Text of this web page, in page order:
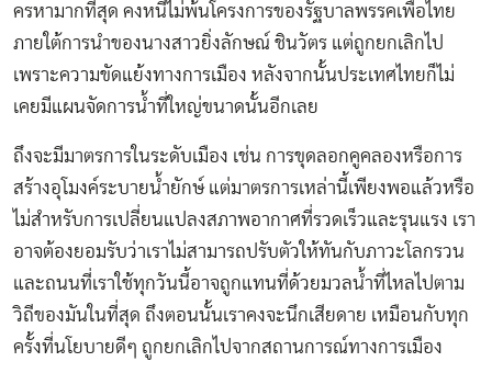
ครหามากที่สุด คงหนีไม่พ้นโครงการของรัฐบาลพรรคเพื่อไทย
ภายใต้การนำของนางสาวยิ่งลักษณ์ ชินวัตร แต่ถูกยกเลิกไป
เพราะความขัดแย้งทางการเมือง หลังจากนั้นประเทศไทยก็ไม่
เคยมีแผนจัดการน้ำที่ใหญ่ขนาดนั้นอีกเลย
ถึงจะมีมาตรการในระดับเมือง เช่น การขุดลอกคูคลองหรือการ
สร้างอุโมงค์ระบายน้ำยักษ์ แต่มาตรการเหล่านี้เพียงพอแล้วหรือ
ไม่สำหรับการเปลี่ยนแปลงสภาพอากาศที่รวดเร็วและรุนแรง เรา
อาจต้องยอมรับว่าเราไม่สามารถปรับตัวให้ทันกับภาวะโลกรวน
และถนนที่เราใช้ทุกวันนี้อาจถูกแทนที่ด้วยมวลน้ำที่ไหลไปตาม
วิถีของมันในที่สุด ถึงตอนนั้นเราคงจะนึกเสียดาย เหมือนกับทุก
ครั้งที่นโยบายดีๆ ถูกยกเลิกไปจากสถานการณ์ทางการเมือง